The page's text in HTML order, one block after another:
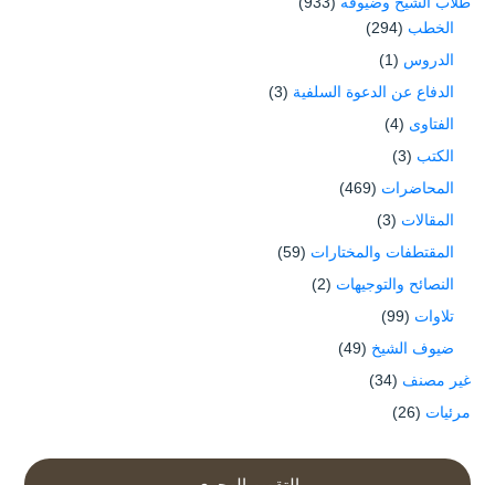
الخطب (294)
الدروس (1)
الدفاع عن الدعوة السلفية (3)
الفتاوى (4)
الكتب (3)
المحاضرات (469)
المقالات (3)
المقتطفات والمختارات (59)
النصائح والتوجيهات (2)
تلاوات (99)
ضيوف الشيخ (49)
غير مصنف (34)
مرئيات (26)